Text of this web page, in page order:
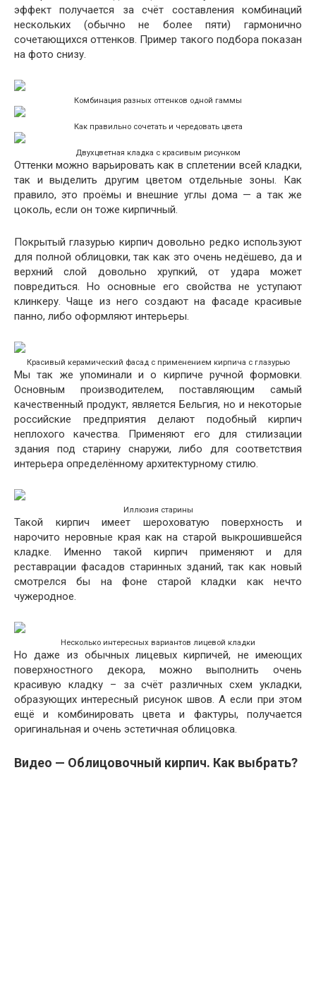
эффект получается за счёт составления комбинаций
нескольких (обычно не более пяти) гармонично
сочетающихся оттенков. Пример такого подбора показан
на фото снизу.
Комбинация разных оттенков одной гаммы
Как правильно сочетать и чередовать цвета
Двухцветная кладка с красивым рисунком
Оттенки можно варьировать как в сплетении всей кладки,
так и выделить другим цветом отдельные зоны. Как
правило, это проёмы и внешние углы дома — а так же
цоколь, если он тоже кирпичный.
Покрытый глазурью кирпич довольно редко используют
для полной облицовки, так как это очень недёшево, да и
верхний слой довольно хрупкий, от удара может
повредиться. Но основные его свойства не уступают
клинкеру. Чаще из него создают на фасаде красивые
панно, либо оформляют интерьеры.
Красивый керамический фасад с применением кирпича с глазурью
Мы так же упоминали и о кирпиче ручной формовки.
Основным производителем, поставляющим самый
качественный продукт, является Бельгия, но и некоторые
российские предприятия делают подобный кирпич
неплохого качества. Применяют его для стилизации
здания под старину снаружи, либо для соответствия
интерьера определённому архитектурному стилю.
Иллюзия старины
Такой кирпич имеет шероховатую поверхность и
нарочито неровные края как на старой выкрошившейся
кладке. Именно такой кирпич применяют и для
реставрации фасадов старинных зданий, так как новый
смотрелся бы на фоне старой кладки как нечто
чужеродное.
Несколько интересных вариантов лицевой кладки
Но даже из обычных лицевых кирпичей, не имеющих
поверхностного декора, можно выполнить очень
красивую кладку – за счёт различных схем укладки,
образующих интересный рисунок швов. А если при этом
ещё и комбинировать цвета и фактуры, получается
оригинальная и очень эстетичная облицовка.
Видео — Облицовочный кирпич. Как выбрать?